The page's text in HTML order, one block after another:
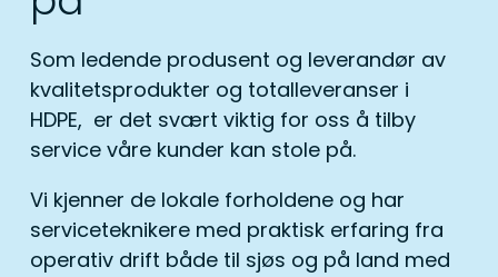
Som ledende produsent og leverandør av
kvalitetsprodukter og totalleveranser i
HDPE, er det svært viktig for oss å tilby
service våre kunder kan stole på.
Vi kjenner de lokale forholdene og har
serviceteknikere med praktisk erfaring fra
operativ drift både til sjøs og på land med